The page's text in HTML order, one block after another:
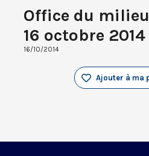
Office du
16 octobre 2014
16/10/2014
Ajouter à ma